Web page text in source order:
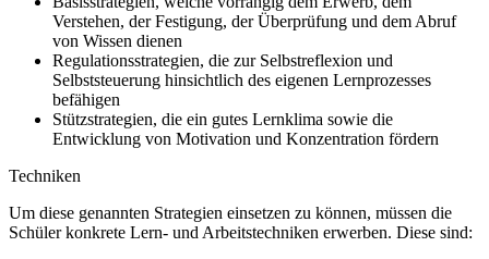
Verstehen, der Festigung, der Überprüfung und dem Abruf
von Wissen dienen
Regulationsstrategien, die zur Selbstreflexion und
Selbststeuerung hinsichtlich des eigenen Lernprozesses
befähigen
Stützstrategien, die ein gutes Lernklima sowie die
Entwicklung von Motivation und Konzentration fördern
Techniken
Um diese genannten Strategien einsetzen zu können, müssen die
Schüler konkrete Lern- und Arbeitstechniken erwerben. Diese sind: